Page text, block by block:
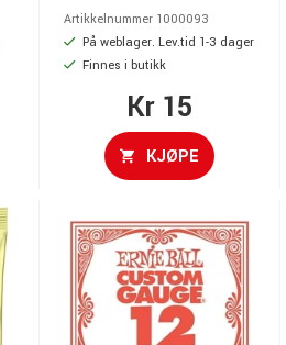
Artikkelnummer 1000093
På weblager. Lev.tid 1-3 dager
Finnes i butikk
Kr 15
KJØPE